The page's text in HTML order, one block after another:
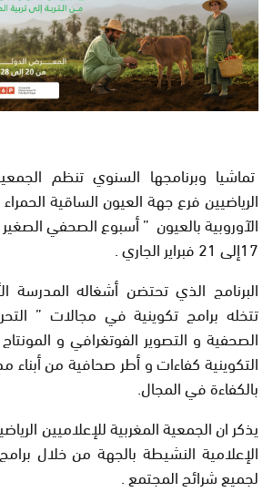
تماشيا وبرنامجها السنوي تنظم
الرياضيين فرع جهة العيون الساقية
الآوروبية بالعيون ” أسبوع الصحفي
17إلى 21 فبراير الجاري .
البرنامج الذي تحتضن أشغاله المدرسة
تتخله برامج تكوينية في مجالات ”
الصحفية و التصوير الفوتغرافي و
التكوينية كفاءات و أطر صحافية من أبناء
بالكفاءة في المجال.
يذكر ان الجمعية المغربية للإعلاميين
الإعلامية النشيطة بالجهة من خلال
لجميع شرائح المجتمع .